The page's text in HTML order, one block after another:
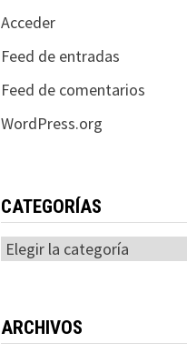
Acceder
Feed de entradas
Feed de comentarios
WordPress.org
CATEGORÍAS
Categorías
ARCHIVOS